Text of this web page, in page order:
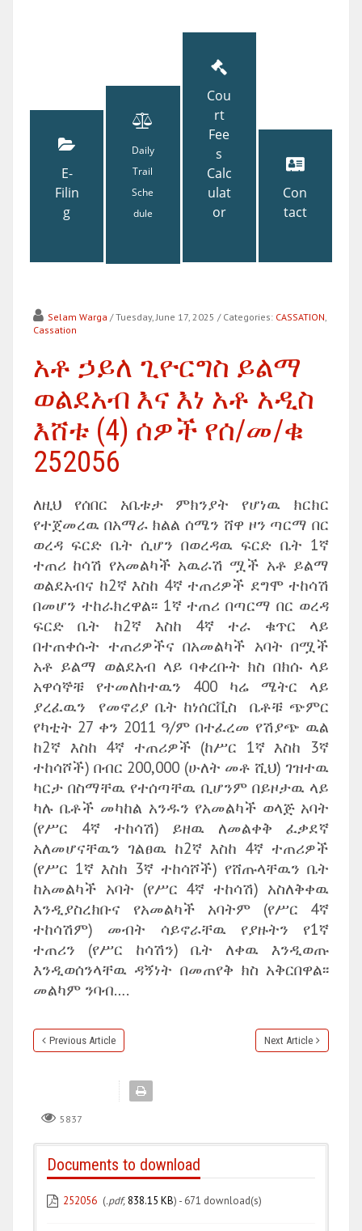
E-
Filin
g
Daily
Trail
Sche
dule
Cou
rt
Fee
s
Calc
ulat
or
Con
tact
Selam Warga / Tuesday, June 17, 2025 / Categories: CASSATION,
Cassation
አቶ ኃይለ ጊዮርግስ ይልማ
ወልደአብ እና እነ አቶ አዲስ
እሸቱ (4) ሰዎች የሰ/መ/ቁ
252056
ለዚህ የሰበር አቤቱታ ምክንያት የሆነዉ ክርክር
የተጀመረዉ በአማራ ክልል ሰሜን ሸዋ ዞን ጣርማ በር
ወረዳ ፍርድ ቤት ሲሆን በወረዳዉ ፍርድ ቤት 1ኛ
ተጠሪ ከሳሽ የአመልካች አዉራሽ ሟች አቶ ይልማ
ወልደአብና ከ2ኛ እስከ 4ኛ ተጠሪዎች ደግሞ ተከሳሽ
በመሆን ተከራክረዋል፡፡ 1ኛ ተጠሪ በጣርማ በር ወረዳ
ፍርድ ቤት ከ2ኛ እስከ 4ኛ ተራ ቁጥር ላይ
በተጠቀሱት ተጠሪዎችና በአመልካች አባት በሟች
አቶ ይልማ ወልደአብ ላይ ባቀረቡት ክስ በክሱ ላይ
አዋሳኞቹ የተመለከተዉን 400 ካሬ ሜትር ላይ
ያረፈዉን የመኖሪያ ቤት ከነሰርቪስ ቤቶቹ ጭምር
የካቲት 27 ቀን 2011 ዓ/ም በተፈረመ የሽያጭ ዉል
ከ2ኛ እስከ 4ኛ ተጠሪዎች (ከሥር 1ኛ እስከ 3ኛ
ተከሳሾች) በብር 200,000 (ሁለት መቶ ሺህ) ገዝተዉ
ካርታ በስማቸዉ የተሰጣቸዉ ቢሆንም በይዞታዉ ላይ
ካሉ ቤቶች መካከል አንዱን የአመልካች ወላጅ አባት
(የሥር 4ኛ ተከሳሽ) ይዘዉ ለመልቀቅ ፈቃደኛ
አለመሆናቸዉን ገልፀዉ ከ2ኛ እስከ 4ኛ ተጠሪዎች
(የሥር 1ኛ እስከ 3ኛ ተከሳሾች) የሸጡላቸዉን ቤት
ከአመልካች አባት (የሥር 4ኛ ተከሳሽ) አስለቅቀዉ
እንዲያስረክቡና የአመልካች አባትም (የሥር 4ኛ
ተከሳሽም) መብት ሳይኖራቸዉ የያዙትን የ1ኛ
ተጠሪን (የሥር ከሳሽን) ቤት ለቀዉ እንዲወጡ
እንዲወሰንላቸዉ ዳኝነት በመጠየቅ ክስ አቅርበዋል፡፡
መልካም ንባብ….
Previous Article Next Article
5837
Documents to download
252056 (.pdf, 838.15 KB) - 671 download(s)